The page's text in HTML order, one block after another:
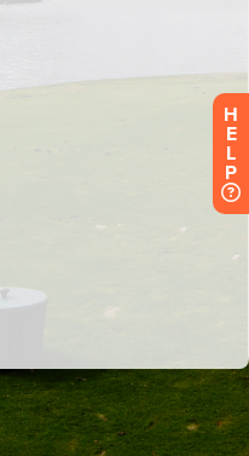
H
E
L
P